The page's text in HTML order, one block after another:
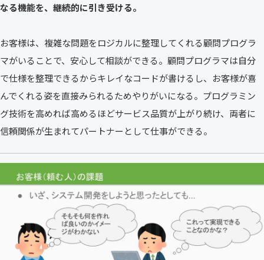
なる機能を、継続的に引き受ける。
お客様は、複雑な問題をロジカルに整理してくれる顧問プログラ
マがいることで、安心して相談ができる。顧問プログラマは自分
で仕様を整理できるからキレイなコードが書けるし、お客様が喜
んでくれる姿を直接みられるためやりがいになる。プログラミン
グ技術を高めれば高めるほどサービス品質が上がり続け、両者に
信頼関係が生まれてパートナーとして仕事ができる。